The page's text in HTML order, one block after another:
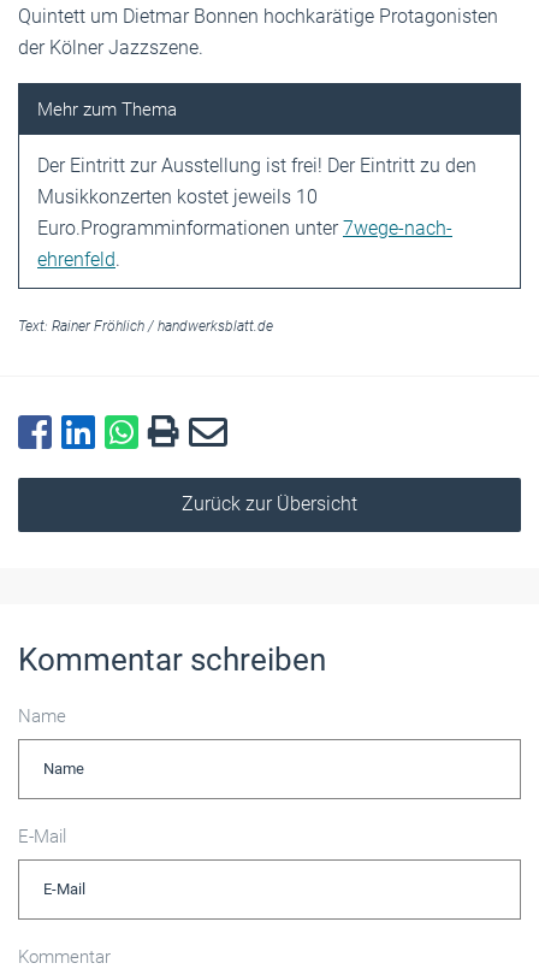
Quintett um Dietmar Bonnen hochkarätige Protagonisten
der Kölner Jazzszene.
Der Eintritt zur Ausstellung ist frei! Der Eintritt zu den
Musikkonzerten kostet jeweils 10
Euro.Programminformationen unter7wege-nach-
ehrenfeld.
Text: Rainer Fröhlich / handwerksblatt.de
Zurück zur Übersicht
Kommentar schreiben
Name
E-Mail
Kommentar